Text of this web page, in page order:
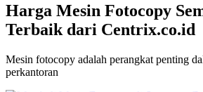
Harga Mesin Fotocopy
Terbaik dari Centrix.co.id
Mesin fotocopy adalah perangkat penting
perkantoran